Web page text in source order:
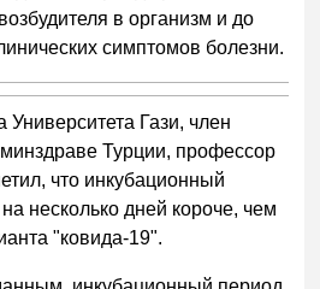
в организм и до
симптомов болезни.
Университета Гази, член
минздраве Турции, профессор
что инкубационный
несколько дней короче, чем
"ковида-19".